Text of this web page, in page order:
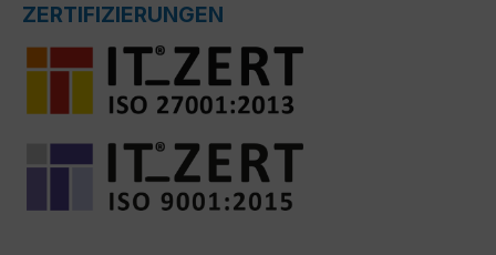
ZERTIFIZIERUNGEN